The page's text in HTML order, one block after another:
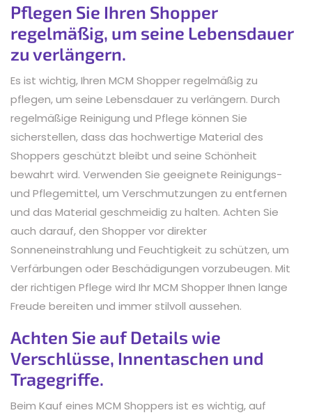
Pflegen Sie Ihren Shopper
regelmäßig, um seine Lebensdauer
zu verlängern.
Es ist wichtig, Ihren MCM Shopper regelmäßig zu
pflegen, um seine Lebensdauer zu verlängern. Durch
regelmäßige Reinigung und Pflege können Sie
sicherstellen, dass das hochwertige Material des
Shoppers geschützt bleibt und seine Schönheit
bewahrt wird. Verwenden Sie geeignete Reinigungs-
und Pflegemittel, um Verschmutzungen zu entfernen
und das Material geschmeidig zu halten. Achten Sie
auch darauf, den Shopper vor direkter
Sonneneinstrahlung und Feuchtigkeit zu schützen, um
Verfärbungen oder Beschädigungen vorzubeugen. Mit
der richtigen Pflege wird Ihr MCM Shopper Ihnen lange
Freude bereiten und immer stilvoll aussehen.
Achten Sie auf Details wie
Verschlüsse, Innentaschen und
Tragegriffe.
Beim Kauf eines MCM Shoppers ist es wichtig, auf